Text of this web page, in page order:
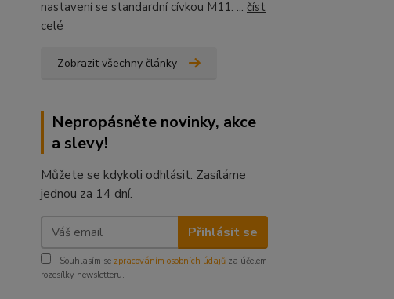
nastavení se standardní cívkou M11. ... číst
celé
Zobrazit všechny články
Nepropásněte novinky, akce
a slevy!
Můžete se kdykoli odhlásit. Zasíláme
jednou za 14 dní.
Přihlásit se
Souhlasím se zpracováním osobních údajů za účelem
rozesílky newsletteru.